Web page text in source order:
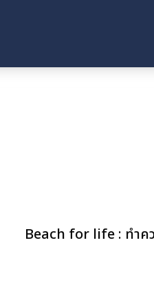
Beach for life : ทำค